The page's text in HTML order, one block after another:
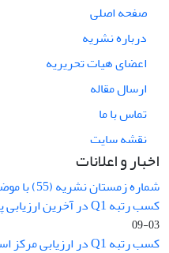
صفحه اصلی
درباره نشریه
اعضای هیات تحریریه
ارسال مقاله
تماس با ما
نقشه سایت
اخبار و اعلانات
شماره زمستان نشریه (55) با موضوع کرونا منتشر شد.
کسب رتبه Q1 در آخرین ارزیابی پایگاه جامع علوم استنادی ...
03-09
کسب رتبه Q1 در ارزیابی مرکز استنادی علوم جهان اسلام ...